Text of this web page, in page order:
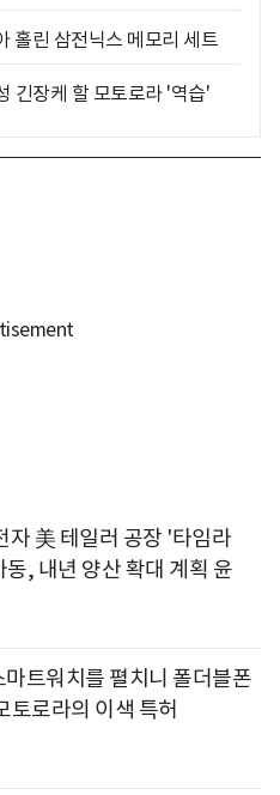
홀린 삼전닉스 메모리 세트
긴장케 할 모토로라 '역습'
자 美 테일러 공장 '타임라
, 내년 양산 확대 계획 윤
트워치를 펼치니 폴더블폰
로라의 이색 특허